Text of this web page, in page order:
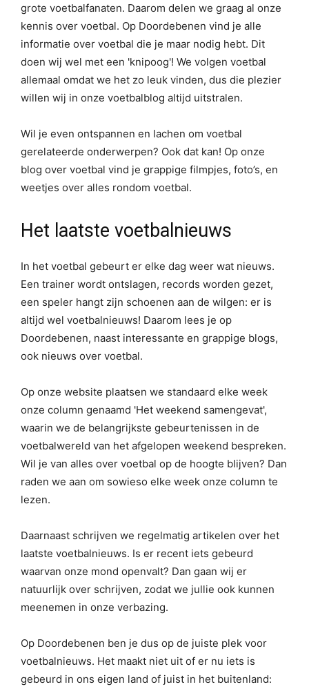
grote voetbalfanaten. Daarom delen we graag al onze
kennis over voetbal. Op Doordebenen vind je alle
informatie over voetbal die je maar nodig hebt. Dit
doen wij wel met een 'knipoog'! We volgen voetbal
allemaal omdat we het zo leuk vinden, dus die plezier
willen wij in onze voetbalblog altijd uitstralen.
Wil je even ontspannen en lachen om voetbal
gerelateerde onderwerpen? Ook dat kan! Op onze
blog over voetbal vind je grappige filmpjes, foto’s, en
weetjes over alles rondom voetbal.
Het laatste voetbalnieuws
In het voetbal gebeurt er elke dag weer wat nieuws.
Een trainer wordt ontslagen, records worden gezet,
een speler hangt zijn schoenen aan de wilgen: er is
altijd wel voetbalnieuws! Daarom lees je op
Doordebenen, naast interessante en grappige blogs,
ook nieuws over voetbal.
Op onze website plaatsen we standaard elke week
onze column genaamd 'Het weekend samengevat',
waarin we de belangrijkste gebeurtenissen in de
voetbalwereld van het afgelopen weekend bespreken.
Wil je van alles over voetbal op de hoogte blijven? Dan
raden we aan om sowieso elke week onze column te
lezen.
Daarnaast schrijven we regelmatig artikelen over het
laatste voetbalnieuws. Is er recent iets gebeurd
waarvan onze mond openvalt? Dan gaan wij er
natuurlijk over schrijven, zodat we jullie ook kunnen
meenemen in onze verbazing.
Op Doordebenen ben je dus op de juiste plek voor
voetbalnieuws. Het maakt niet uit of er nu iets is
gebeurd in ons eigen land of juist in het buitenland: